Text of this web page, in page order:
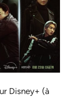
Disney+ (à